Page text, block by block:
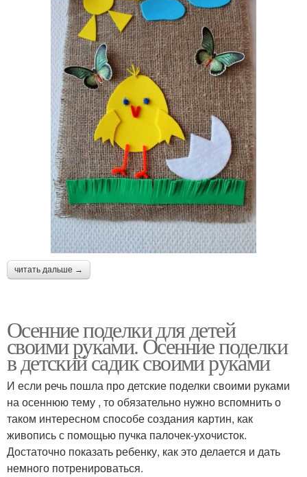
читать дальше →
Осенние поделки для детей
своими руками. Осенние поделки
в детский садик своими руками
И если речь пошла про детские поделки своими руками
на осеннюю тему , то обязательно нужно вспомнить о
таком интересном способе создания картин, как
живопись с помощью пучка палочек-ухочисток.
Достаточно показать ребенку, как это делается и дать
немного потренироваться.